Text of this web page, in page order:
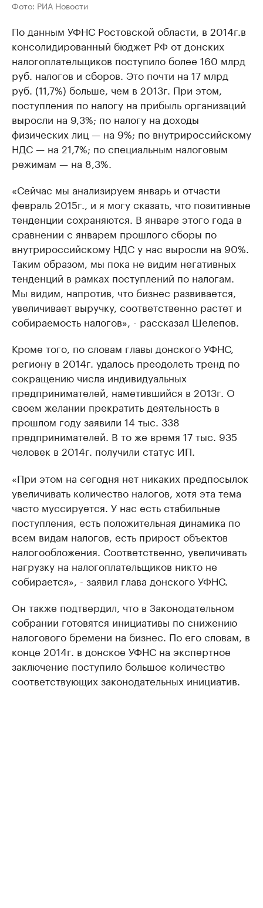
Фото: РИА Новости
По данным УФНС Ростовской области, в 2014г.в
консолидированный бюджет РФ от донских
налогоплательщиков поступило более 160 млрд
руб. налогов и сборов. Это почти на 17 млрд
руб. (11,7%) больше, чем в 2013г. При этом,
поступления по налогу на прибыль организаций
выросли на 9,3%; по налогу на доходы
физических лиц — на 9%; по внутрироссийскому
НДС — на 21,7%; по специальным налоговым
режимам — на 8,3%.
«Сейчас мы анализируем январь и отчасти
февраль 2015г., и я могу сказать, что позитивные
тенденции сохраняются. В январе этого года в
сравнении с январем прошлого сборы по
внутрироссийскому НДС у нас выросли на 90%.
Таким образом, мы пока не видим негативных
тенденций в рамках поступлений по налогам.
Мы видим, напротив, что бизнес развивается,
увеличивает выручку, соответственно растет и
собираемость налогов», - рассказал Шелепов.
Кроме того, по словам главы донского УФНС,
региону в 2014г. удалось преодолеть тренд по
сокращению числа индивидуальных
предпринимателей, наметившийся в 2013г. О
своем желании прекратить деятельность в
прошлом году заявили 14 тыс. 338
предпринимателей. В то же время 17 тыс. 935
человек в 2014г. получили статус ИП.
«При этом на сегодня нет никаких предпосылок
увеличивать количество налогов, хотя эта тема
часто муссируется. У нас есть стабильные
поступления, есть положительная динамика по
всем видам налогов, есть прирост объектов
налогообложения. Соответственно, увеличивать
нагрузку на налогоплательщиков никто не
собирается», - заявил глава донского УФНС.
Он также подтвердил, что в Законодательном
собрании готовятся инициативы по снижению
налогового бремени на бизнес. По его словам, в
конце 2014г. в донское УФНС на экспертное
заключение поступило большое количество
соответствующих законодательных инициатив.